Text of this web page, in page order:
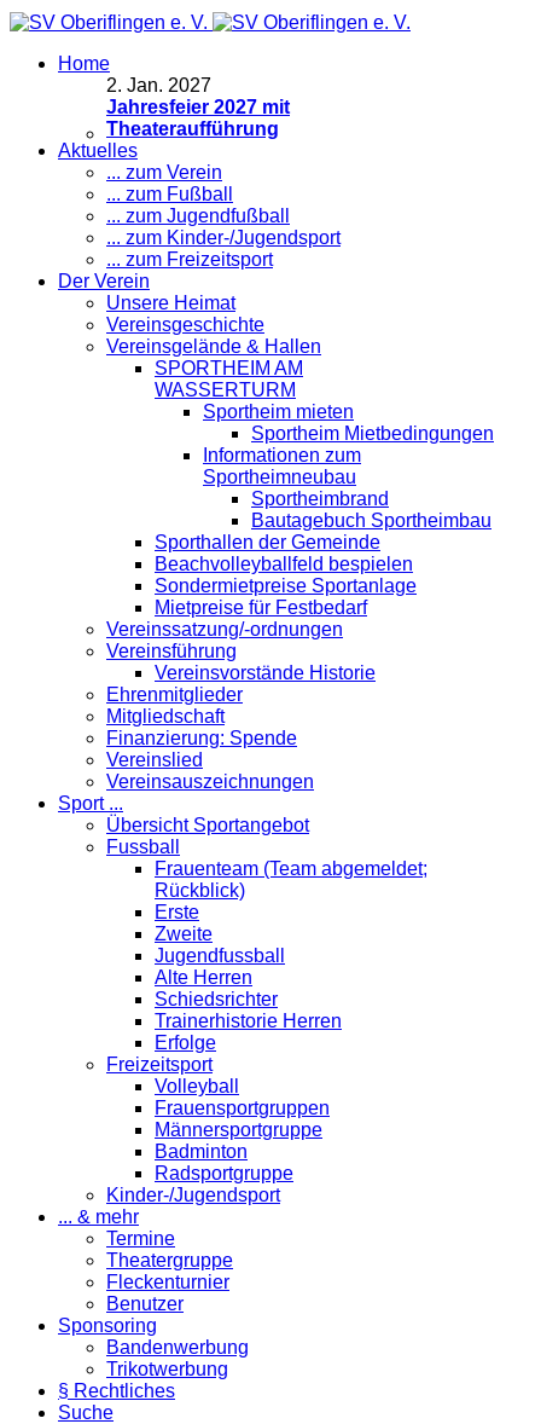
Home
2. Jan. 2027
Jahresfeier 2027 mit
Theateraufführung
Aktuelles
... zum Verein
... zum Fußball
... zum Jugendfußball
... zum Kinder-/Jugendsport
... zum Freizeitsport
Der Verein
Unsere Heimat
Vereinsgeschichte
Vereinsgelände & Hallen
SPORTHEIM AM
WASSERTURM
Sportheim mieten
Sportheim Mietbedingungen
Informationen zum
Sportheimneubau
Sportheimbrand
Bautagebuch Sportheimbau
Sporthallen der Gemeinde
Beachvolleyballfeld bespielen
Sondermietpreise Sportanlage
Mietpreise für Festbedarf
Vereinssatzung/-ordnungen
Vereinsführung
Vereinsvorstände Historie
Ehrenmitglieder
Mitgliedschaft
Finanzierung: Spende
Vereinslied
Vereinsauszeichnungen
Sport ...
Übersicht Sportangebot
Fussball
Frauenteam (Team abgemeldet;
Rückblick)
Erste
Zweite
Jugendfussball
Alte Herren
Schiedsrichter
Trainerhistorie Herren
Erfolge
Freizeitsport
Volleyball
Frauensportgruppen
Männersportgruppe
Badminton
Radsportgruppe
Kinder-/Jugendsport
... & mehr
Termine
Theatergruppe
Fleckenturnier
Benutzer
Sponsoring
Bandenwerbung
Trikotwerbung
§ Rechtliches
Suche